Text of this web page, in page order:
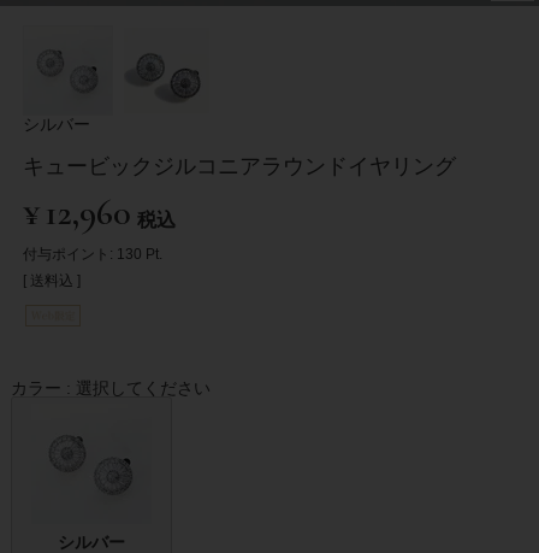
シルバー
キュービックジルコニアラウンドイヤリング
¥12,960 税込
付与ポイント: 130 Pt.
送料込
カラー 選択してください
シルバー